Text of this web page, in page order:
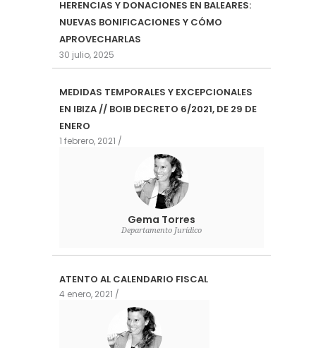
HERENCIAS Y DONACIONES EN BALEARES:
NUEVAS BONIFICACIONES Y CÓMO
APROVECHARLAS
30 julio, 2025
MEDIDAS TEMPORALES Y EXCEPCIONALES
EN IBIZA // BOIB DECRETO 6/2021, DE 29 DE
ENERO
1 febrero, 2021
Gema Torres
Departamento Jurídico
ATENTO AL CALENDARIO FISCAL
4 enero, 2021